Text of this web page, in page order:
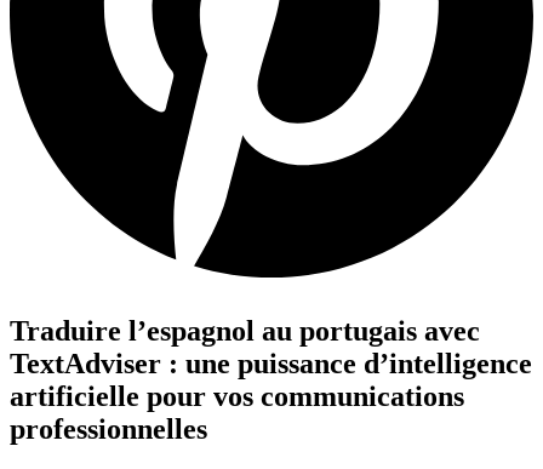
Traduire l’espagnol au portugais avec
TextAdviser : une puissance d’intelligence
artificielle pour vos communications
professionnelles